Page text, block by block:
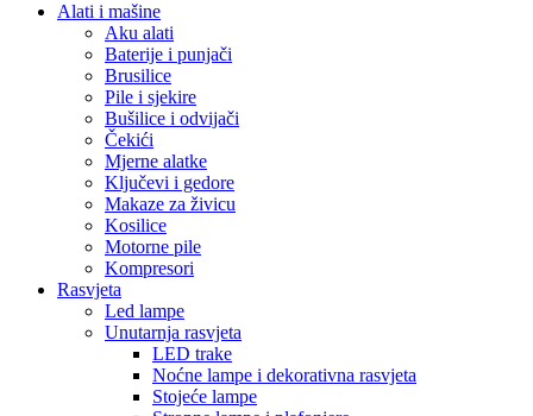
Alati i mašine
Aku alati
Baterije i punjači
Brusilice
Pile i sjekire
Bušilice i odvijači
Čekići
Mjerne alatke
Ključevi i gedore
Makaze za živicu
Kosilice
Motorne pile
Kompresori
Rasvjeta
Led lampe
Unutarnja rasvjeta
LED trake
Noćne lampe i dekorativna rasvjeta
Stojeće lampe